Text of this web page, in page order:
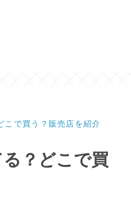
こで買う？販売店を紹介
？どこで買